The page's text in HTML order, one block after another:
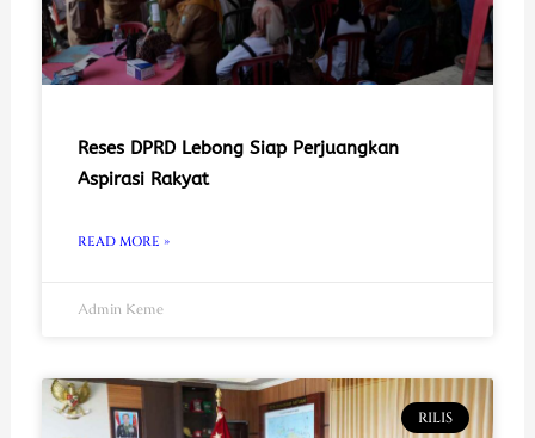
Reses DPRD Lebong Siap Perjuangkan
Aspirasi Rakyat
READ MORE »
Admin Keme
RILIS